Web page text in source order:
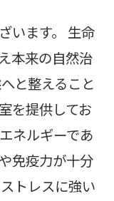
います。 生命
本来の自然治
と整えること
を提供してお
ネルギーであ
免疫力が十分
トレスに強い